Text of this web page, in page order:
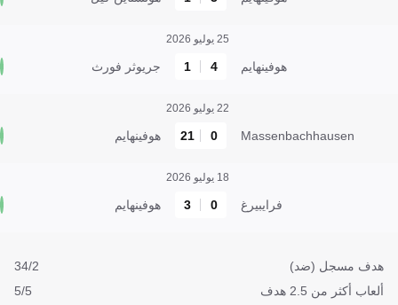
25 يوليو 2026
هوفينهايم 4
1 جريوثر فورث
22 يوليو 2026
Massenbachhausen
0
21 هوفينهايم
18 يوليو 2026
فرايبيرغ 0
3 هوفينهايم
هدف مسجل (ضد)
34/2
ألعاب أكثر من 2.5 هدف
5/5